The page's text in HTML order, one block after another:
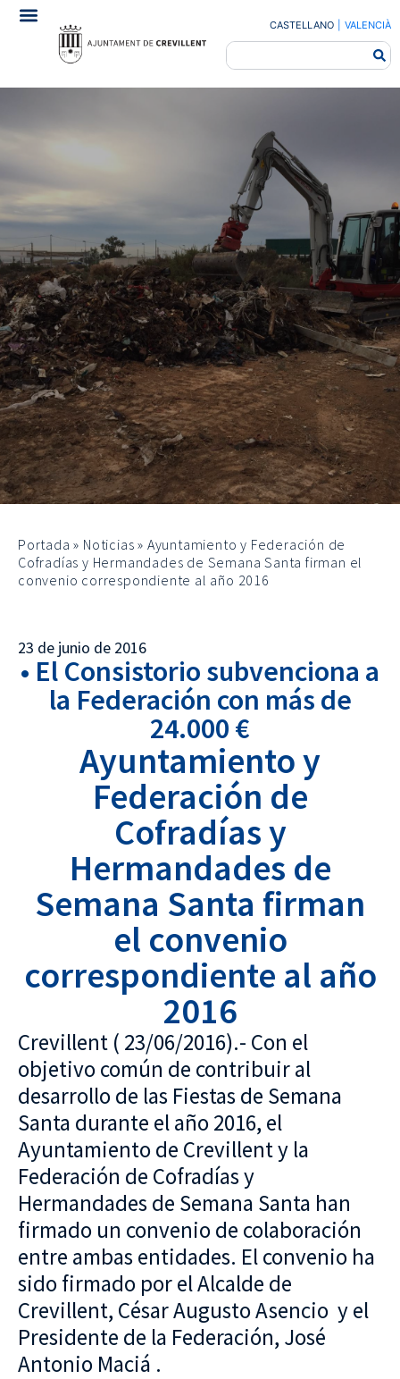
CASTELLANO VALENCIÀ
Portada » Noticias » Ayuntamiento y Federación de
Cofradías y Hermandades de Semana Santa firman el
convenio correspondiente al año 2016
23 de junio de 2016
• El Consistorio subvenciona a
la Federación con más de
24.000 €
Ayuntamiento y
Federación de
Cofradías y
Hermandades de
Semana Santa firman
el convenio
correspondiente al año
2016
Crevillent ( 23/06/2016).- Con el
objetivo común de contribuir al
desarrollo de las Fiestas de Semana
Santa durante el año 2016, el
Ayuntamiento de Crevillent y la
Federación de Cofradías y
Hermandades de Semana Santa han
firmado un convenio de colaboración
entre ambas entidades. El convenio ha
sido firmado por el Alcalde de
Crevillent, César Augusto Asencio y el
Presidente de la Federación, José
Antonio Maciá .